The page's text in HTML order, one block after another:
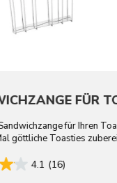
FÜR
für Ihren
göttliche Toasties
4.1 (16)